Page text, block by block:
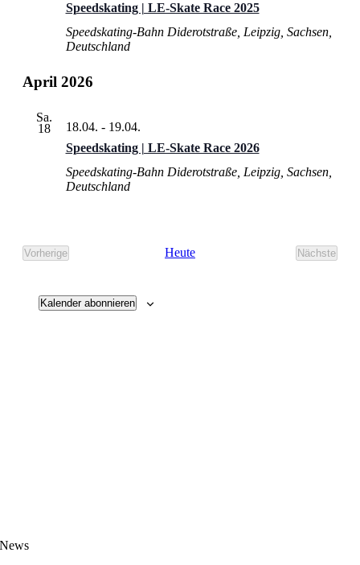
Speedskating | LE-Skate Race 2025
Speedskating-Bahn Diderotstraße, Leipzig, Sachsen,
Deutschland
April 2026
Sa.
18
Speedskating | LE-Skate Race 2026
18.04. - 19.04.
Speedskating-Bahn Diderotstraße, Leipzig, Sachsen,
Deutschland
Vorherige
Veranstaltungen
Heute
Nächste
Kalender abonnieren
News